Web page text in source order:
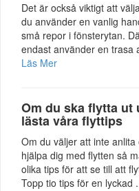
Det är också viktigt att
du använder en vanlig
små repor i fönsterytan.
endast använder en trasa
Läs Mer
Om du ska flytta ut
lästa våra flyttips
Om du väljer att inte
hjälpa dig med flytten så
olika tips för att se till att
Topp tio tips för en lyckad